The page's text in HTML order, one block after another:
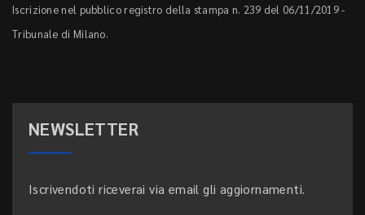
Iscrizione nel pubblico registro della stampa n. 239 del 06/11/2019 -
Tribunale di Milano.
NEWSLETTER
Iscrivendoti riceverai via email gli aggiornamenti.